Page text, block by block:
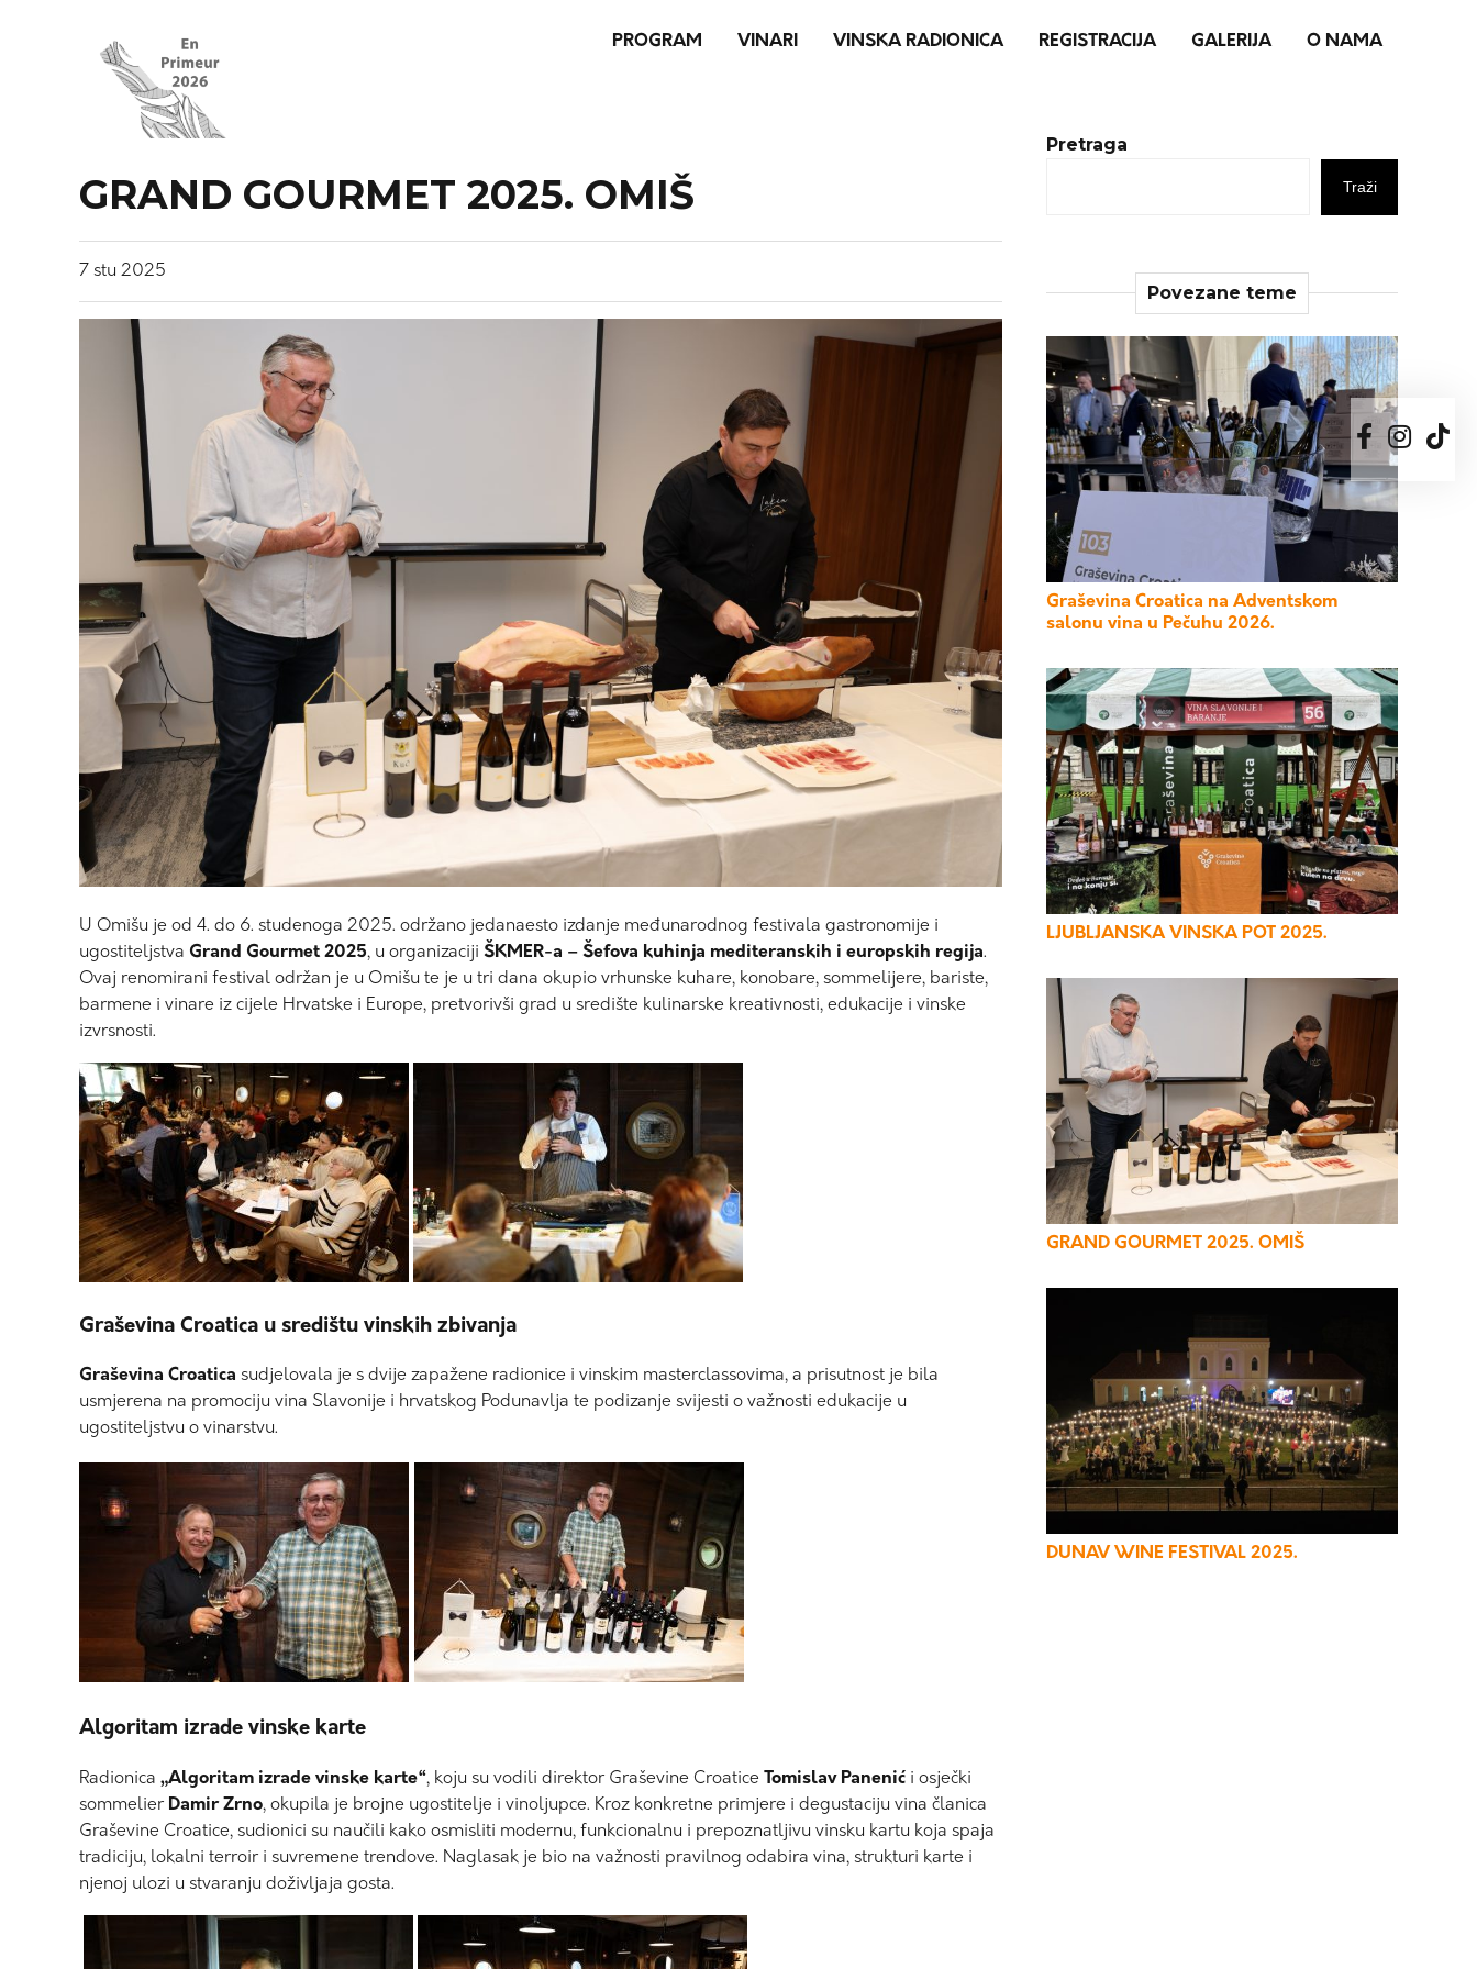
PROGRAM VINARI VINSKA RADIONICA REGISTRACIJA GALERIJA O NAMA
GRAND GOURMET 2025. OMIŠ
7 stu 2025
U Omišu je od 4. do 6. studenoga 2025. održano jedanaesto izdanje međunarodnog festivala gastronomije i
ugostiteljstva Grand Gourmet 2025, u organizaciji ŠKMER-a – Šefova kuhinja mediteranskih i europskih regija.
Ovaj renomirani festival održan je u Omišu te je u tri dana okupio vrhunske kuhare, konobare, sommelijere, bariste,
barmene i vinare iz cijele Hrvatske i Europe, pretvorivši grad u središte kulinarske kreativnosti, edukacije i vinske
izvrsnosti.
Graševina Croatica u središtu vinskih zbivanja
Graševina Croatica sudjelovala je s dvije zapažene radionice i vinskim masterclassovima, a prisutnost je bila
usmjerena na promociju vina Slavonije i hrvatskog Podunavlja te podizanje svijesti o važnosti edukacije u
ugostiteljstvu o vinarstvu.
Algoritam izrade vinske karte
Radionica „Algoritam izrade vinske karte“, koju su vodili direktor Graševine Croatice Tomislav Panenić i osječki
sommelier Damir Zrno, okupila je brojne ugostitelje i vinoljupce. Kroz konkretne primjere i degustaciju vina članica
Graševine Croatice, sudionici su naučili kako osmisliti modernu, funkcionalnu i prepoznatljivu vinsku kartu koja spaja
tradiciju, lokalni terroir i suvremene trendove. Naglasak je bio na važnosti pravilnog odabira vina, strukturi karte i
njenoj ulozi u stvaranju doživljaja gosta.
Pretraga
Traži
Povezane teme
Graševina Croatica na Adventskom
salonu vina u Pečuhu 2026.
LJUBLJANSKA VINSKA POT 2025.
GRAND GOURMET 2025. OMIŠ
DUNAV WINE FESTIVAL 2025.